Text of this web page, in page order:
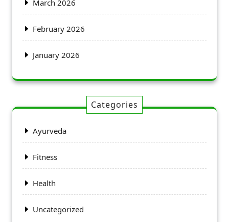
March 2026
February 2026
January 2026
Categories
Ayurveda
Fitness
Health
Uncategorized